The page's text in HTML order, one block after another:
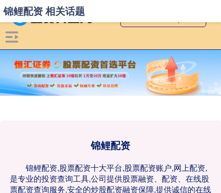
锦鲤配资
锦鲤配资,股票配资十大平台,股票配资账户,网上配资,
是专业的投资查询工具,公司提供股票融资、配资、在线股
票配资查询服务,安全的炒股配资融资保障,提供诚信的在线
锦鲤配资 相关话题